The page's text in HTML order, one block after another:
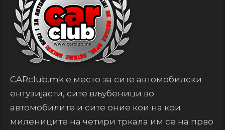
CARclub.mk е место за сите автомобилски
ентузијасти, сите вљубеници во
автомобилите и сите оние кои на кои
милениците на четири тркала им се на прво